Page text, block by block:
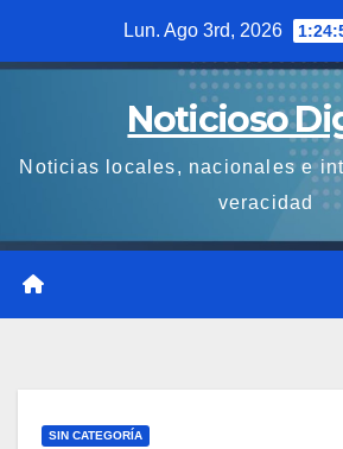
Lun. Ago 3rd, 2026
Noticioso
Noticias locales, nacionales e
veracidad
SIN CATEGORÍA